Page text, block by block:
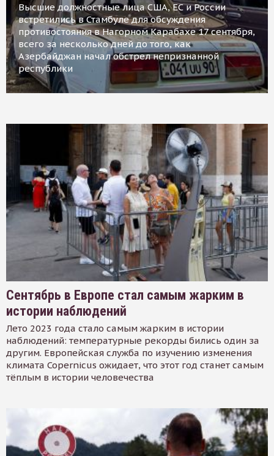
Высшие должностные лица США, ЕС и России
встретились в Стамбуле для обсуждения
противостояния в Нагорном Карабахе 17 сентября,
всего за несколько дней до того, как
Азербайджан начал обстрел непризнанной
республики
Сентябрь в Европе стал самым жарким в
истории наблюдений
Лето 2023 года стало самым жарким в истории
наблюдений: температурные рекорды бились один за
другим. Европейская служба по изучению изменения
климата Copernicus ожидает, что этот год станет самым
тёплым в истории человечества